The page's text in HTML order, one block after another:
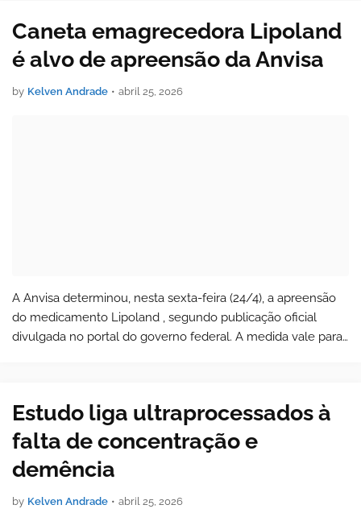
Caneta emagrecedora Lipoland
é alvo de apreensão da Anvisa
by Kelven Andrade • abril 25, 2026
A Anvisa determinou, nesta sexta-feira (24/4), a apreensão
do medicamento Lipoland , segundo publicação oficial
divulgada no portal do governo federal. A medida vale para
Estudo liga ultraprocessados à
falta de concentração e
demência
by Kelven Andrade • abril 25, 2026